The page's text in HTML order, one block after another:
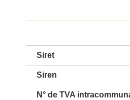
Siret
Siren
N° de TVA